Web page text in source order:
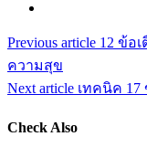
Previous article 12 ข้อ
ความสุข
Next article เทคนิค
Check Also